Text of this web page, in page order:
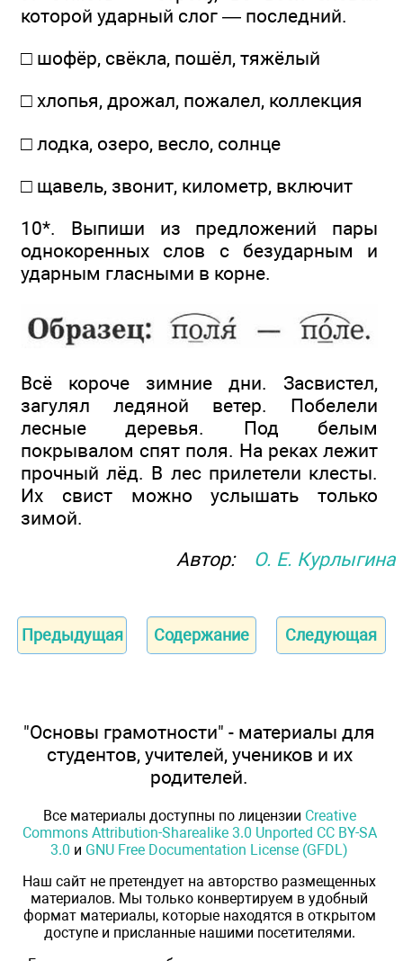
которой ударный слог — последний.
□ шофёр, свёкла, пошёл, тяжёлый
□ хлопья, дрожал, пожалел, коллекция
□ лодка, озеро, весло, солнце
□ щавель, звонит, километр, включит
10*. Выпиши из предложений пары
однокоренных слов с безударным и
ударным гласными в корне.
Всё короче зимние дни. Засвистел,
загулял ледяной ветер. Побелели
лесные деревья. Под белым
покрывалом спят поля. На реках лежит
прочный лёд. В лес прилетели клесты.
Их свист можно услышать только
зимой.
Автор: О. Е. Курлыгина
Предыдущая Содержание Следующая
"Основы грамотности" - материалы для
студентов, учителей, учеников и их
родителей.
Все материалы доступны по лицензии Creative
Commons Attribution-Sharealike 3.0 Unported CC BY-SA
3.0 и GNU Free Documentation License (GFDL)
Наш сайт не претендует на авторство размещенных
материалов. Мы только конвертируем в удобный
формат материалы, которые находятся в открытом
доступе и присланные нашими посетителями.